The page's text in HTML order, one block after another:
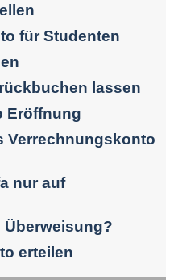
für Studenten
lassen
Eröffnung
Verrechnungskonto
nur auf
Überweisung?
erteilen